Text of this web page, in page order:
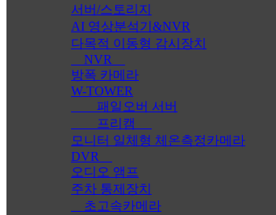
서버/스토리지
AI 영상분석기&NVR
다목적 이동형 감시장치
NVR
방폭 카메라
W-TOWER
패일오버 서버
프리캠
모니터 일체형 체온측정카메라
DVR
오디오 앰프
주차 통제장치
초고속카메라